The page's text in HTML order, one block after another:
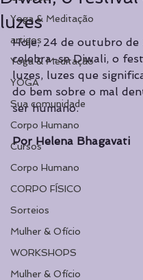
Yoga & Meditação
artigos
Yoga & Meditação
YOGA
Sua comunidade
Corpo Humano
Cursos
Corpo Humano
CORPO FÍSICO
Sorteios
Mulher & Ofício
WORKSHOPS
Mulher & Ofício
luzes
Hoje, 24 de outubro de
celebra-se Diwali, o
luzes, luzes que
do bem sobre o mal
ser humano.
Por Helena Bhagavati